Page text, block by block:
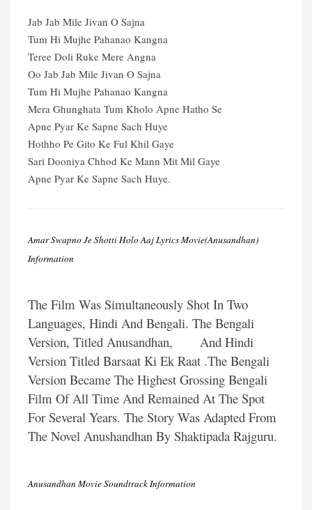
Jab Jab Mile Jivan O Sajna
Tum Hi Mujhe Pahanao Kangna
Teree Doli Ruke Mere Angna
Oo Jab Jab Mile Jivan O Sajna
Tum Hi Mujhe Pahanao Kangna
Mera Ghunghata Tum Kholo Apne Hatho Se
Apne Pyar Ke Sapne Sach Huye
Hothho Pe Gito Ke Ful Khil Gaye
Sari Dooniya Chhod Ke Mann Mit Mil Gaye
Apne Pyar Ke Sapne Sach Huye.
Amar Swapno Je Shotti Holo Aaj Lyrics Movie(Anusandhan)
Information
The Film Was Simultaneously Shot In Two
Languages, Hindi And Bengali. The Bengali
Version, Titled Anusandhan, And Hindi
Version Titled Barsaat Ki Ek Raat .The Bengali
Version Became The Highest Grossing Bengali
Film Of All Time And Remained At The Spot
For Several Years. The Story Was Adapted From
The Novel Anushandhan By Shaktipada Rajguru.
Anusandhan Movie Soundtrack Information